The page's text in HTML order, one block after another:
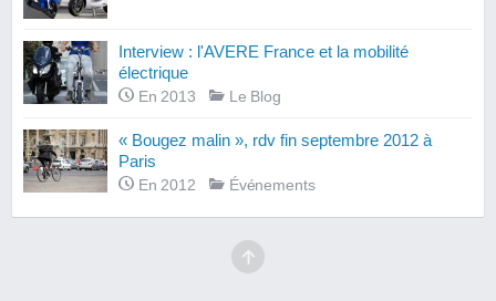
Interview : l'AVERE France et la mobilité
électrique
En 2013 Le Blog
« Bougez malin », rdv fin septembre 2012 à
Paris
En 2012 Événements